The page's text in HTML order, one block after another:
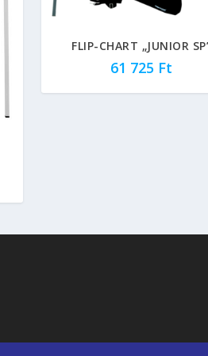
FLIP-CHART „JUNIOR
61 725 Ft